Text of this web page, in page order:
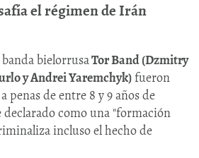
el régimen de Irán
bielorrusaTor Band (Dzmitry
y Andrei Yaremchyk)fueron
penas de entre 8 y 9 años de
como una "formación
incluso el hecho de